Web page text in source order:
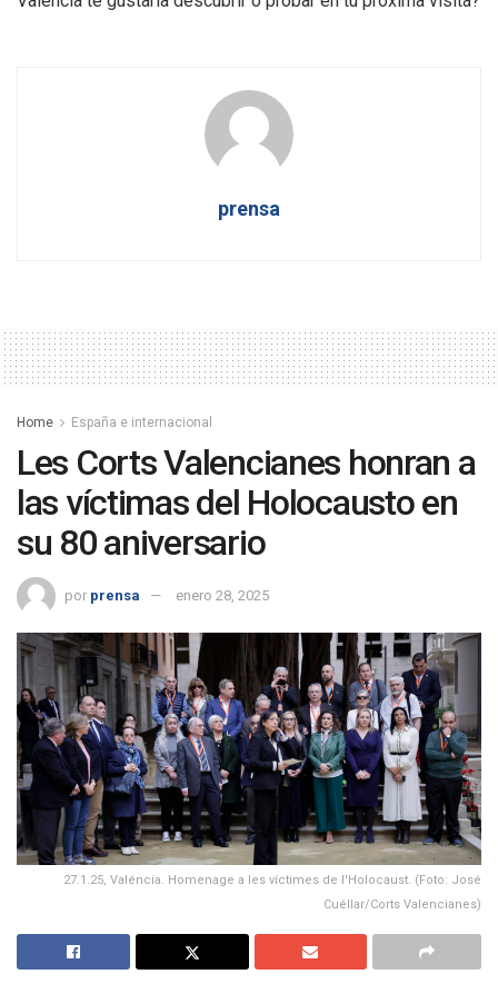
prensa
Home España e internacional
Les Corts Valencianes honran a
las víctimas del Holocausto en
su 80 aniversario
por prensa enero 28, 2025
27.1.25, Valéncia. Homenage a les víctimes de l'Holocaust. (Foto: José
Cuéllar/Corts Valencianes)